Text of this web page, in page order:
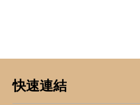
快速連結